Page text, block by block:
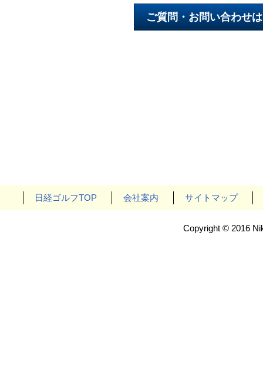
日経ゴルフTOP 会社案内 サイトマップ
Copyright © 2016